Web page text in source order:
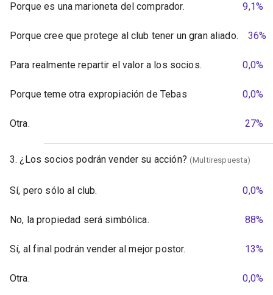
Porque es una marioneta del comprador. 9,1%
Porque cree que protege al club tener un gran aliado. 36%
Para realmente repartir el valor a los socios. 0,0%
Porque teme otra expropiación de Tebas 0,0%
Otra. 27%
3. ¿Los socios podrán vender su acción? (Multirespuesta)
Sí, pero sólo al club. 0,0%
No, la propiedad será simbólica. 88%
Sí, al final podrán vender al mejor postor. 13%
Otra. 0,0%